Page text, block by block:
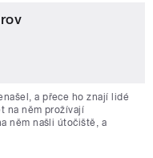
a přece ho znají lidé
na něm prožívají
něm našli útočiště, a